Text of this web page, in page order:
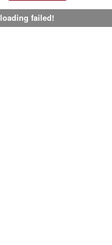
loading failed!